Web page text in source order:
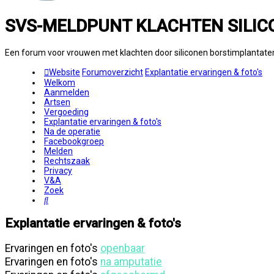
SVS-MELDPUNT KLACHTEN
Een forum voor vrouwen met klachten door siliconen
Website Forumoverzicht Explantatie ervaringen & foto's
Welkom
Aanmelden
Artsen
Vergoeding
Explantatie ervaringen & foto's
Na de operatie
Facebookgroep
Melden
Rechtszaak
Privacy
V&A
Zoek
Zoek
Explantatie ervaringen & foto's
Ervaringen en foto's openbaar
Ervaringen en foto's na amputatie